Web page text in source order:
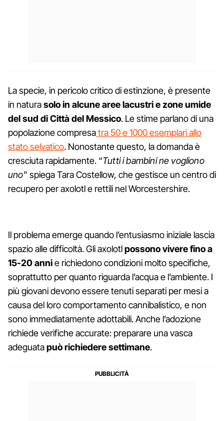
La specie, in pericolo critico di estinzione, è presente
in naturasolo in alcune aree lacustri e zone umide
del sud di Città del Messico. Le stime parlano di una
popolazione compresatra 50 e 1000 esemplari allo
stato selvatico. Nonostante questo, la domanda è
cresciuta rapidamente. “Tutti i bambini ne vogliono
uno” spiega Tara Costellow, che gestisce un centro di
recupero per axolotl e rettili nel Worcestershire.
Il problema emerge quando l’entusiasmo iniziale lascia
spazio alle difficoltà. Gli axolotlpossono vivere fino a
15-20 annie richiedono condizioni molto specifiche,
soprattutto per quanto riguarda l’acqua e l’ambiente. I
più giovani devono essere tenuti separati per mesi a
causa del loro comportamento cannibalistico, e non
sono immediatamente adottabili. Anche l’adozione
richiede verifiche accurate: preparare una vasca
adeguatapuò richiedere settimane.